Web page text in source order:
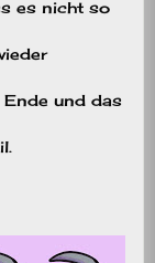
es nicht so
Ende und das